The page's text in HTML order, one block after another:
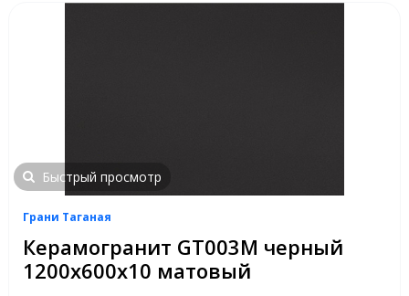
Быстрый просмотр
Грани Таганая
Керамогранит GT003M черный
1200х600х10 матовый